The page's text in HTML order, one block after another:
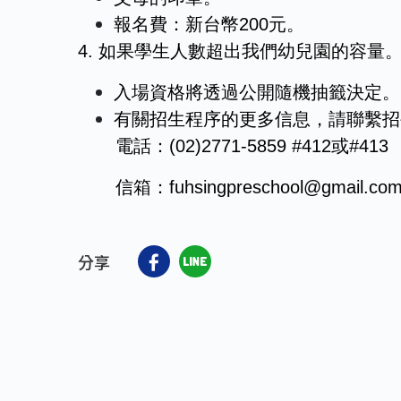
報名費：新台幣200元。
4. 如果學生人數超出我們幼兒園的容量。
入場資格將透過公開隨機抽籤決定。
有關招生程序的更多信息，請聯繫招
電話：(02)2771-5859 #412或#413
信箱：fuhsingpreschool@gmail.com
分享